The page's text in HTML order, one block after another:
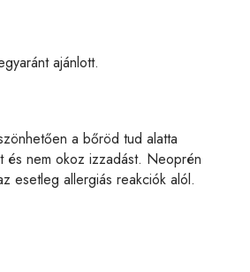
ajánlott.
a bőröd tud alatta
és nem okoz izzadást. Neoprén
esetleg allergiás reakciók alól.